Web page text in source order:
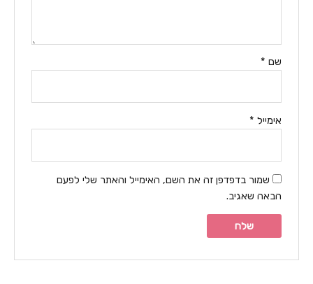
שם *
אימייל *
שמור בדפדפן זה את השם, האימייל והאתר שלי לפעם
הבאה שאגיב.